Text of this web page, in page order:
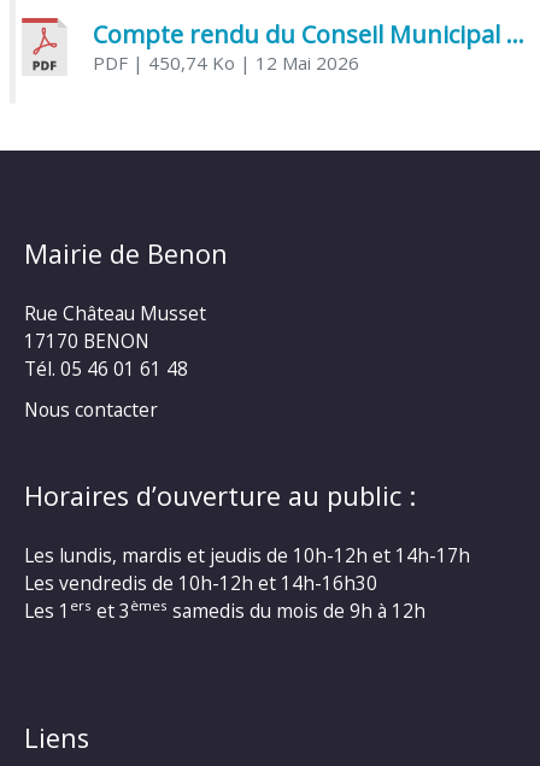
Compte rendu du Conseil Municipal du 06 mai 2026
PDF| 450,74 Ko | 12 Mai 2026
Mairie de Benon
Rue Château Musset
17170 BENON
Tél. 05 46 01 61 48
Nous contacter
Horaires d’ouverture au public :
Les lundis, mardis et jeudis de 10h-12h et 14h-17h
Les vendredis de 10h-12h et 14h-16h30
Les 1 ers et 3 èmes samedis du mois de 9h à 12h
Liens